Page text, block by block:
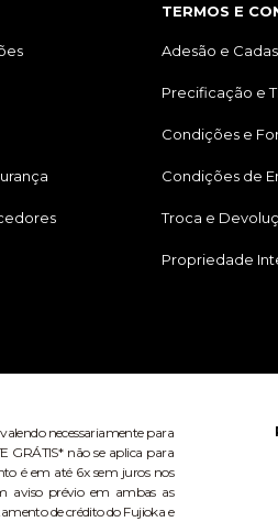
TERMOS E
Adesão e
Precificação e
Condições e
Condições de
Troca e
Propriedade
necessariamente para
GRÁTIS* não se aplica para
é em até 6x sem juros nos
aviso prévio em ambas as
de crédito do Fujioka e